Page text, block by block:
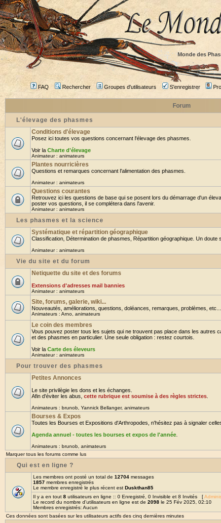
Monde des
FAQ Rechercher Groupes d'utilisateurs S'enregistrer
Forum
L'élevage des phasmes
Conditions d'élevage
Posez ici toutes vos questions concernant l'élevage des phasmes.
Voir la Charte d'élevage
Animateur : animateurs
Plantes nourricières
Questions et remarques concernant l'alimentation des phasmes.
Animateur : animateurs
Questions courantes
Retrouvez ici les questions de base qui se posent lors du démarrage d'un
poster vos questions, il se complétera dans l'avenir.
Animateur : animateurs
Les phasmes et la science
Systématique et répartition géographique
Classification, Détermination de phasmes, Répartition géographique. Un doute
Animateur : animateurs
Vie du site et du forum
Netiquette du site et des forums
Extensions d'adresses mail bannies
Animateur : animateurs
Site, forums, galerie, wiki...
Nouveautés, améliorations, questions, doléances, remarques, problèmes,
Animateurs : Arno animateurs
Le coin des membres
Vous pouvez poster tous les sujets qui ne trouvent pas place dans les autres
et des phasmes en particulier. Une seule obligation : restez courtois.
Voir la Carte des éleveurs
Animateur : animateurs
Pour trouver des phasmes
Petites Annonces
Le site privilègie les dons et les échanges.
Afin d'éviter les abus, cette rubrique est soumise à des règles strictes
Animateurs : brunob Yannick Bellanger, animateurs
Bourses & Expos
Toutes les Bourses et Expositions d'Arthropodes, n'hésitez pas à signaler
Agenda annuel - toutes les bourses et expos de l'année
Animateurs : brunob animateurs
Marquer tous les forums comme lus
Qui est en ligne ?
Les membres ont posté un total de 12704 messages
1857 membres enregistrés
Le membre enregistré le plus récent est Duskthan85
Il y a en tout 8 utilisateurs en ligne :: 0 Enregistré, 0 Invisible et 8 Invités [
Le record du nombre d'utilisateurs en ligne est de 2098 le 25 Fév 2025, 02:10
Membres enregistrés: Aucun
Ces données sont basées sur les utilisateurs actifs des cinq dernières minutes